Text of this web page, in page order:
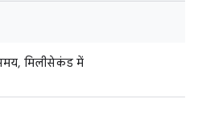
मिलीसेकंड में